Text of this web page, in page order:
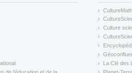
de l'éducation et de la
CultureMath
(link is
(link is
Culture
(link is
(link is
(link is
La Clé des
(link is
Planet-